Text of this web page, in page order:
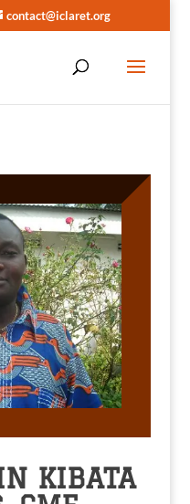
contact@iclaret.org
KIBATA